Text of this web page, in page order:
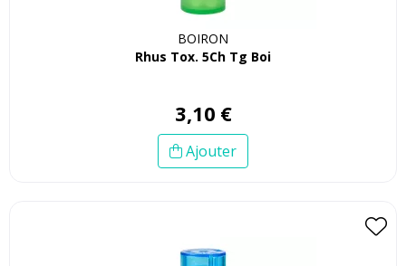
BOIRON
Rhus Tox. 5Ch Tg Boi
3,10 €
Ajouter